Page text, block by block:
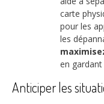
carte
pour les
les
en
Anticiper les